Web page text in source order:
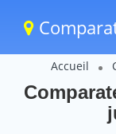
Accueil